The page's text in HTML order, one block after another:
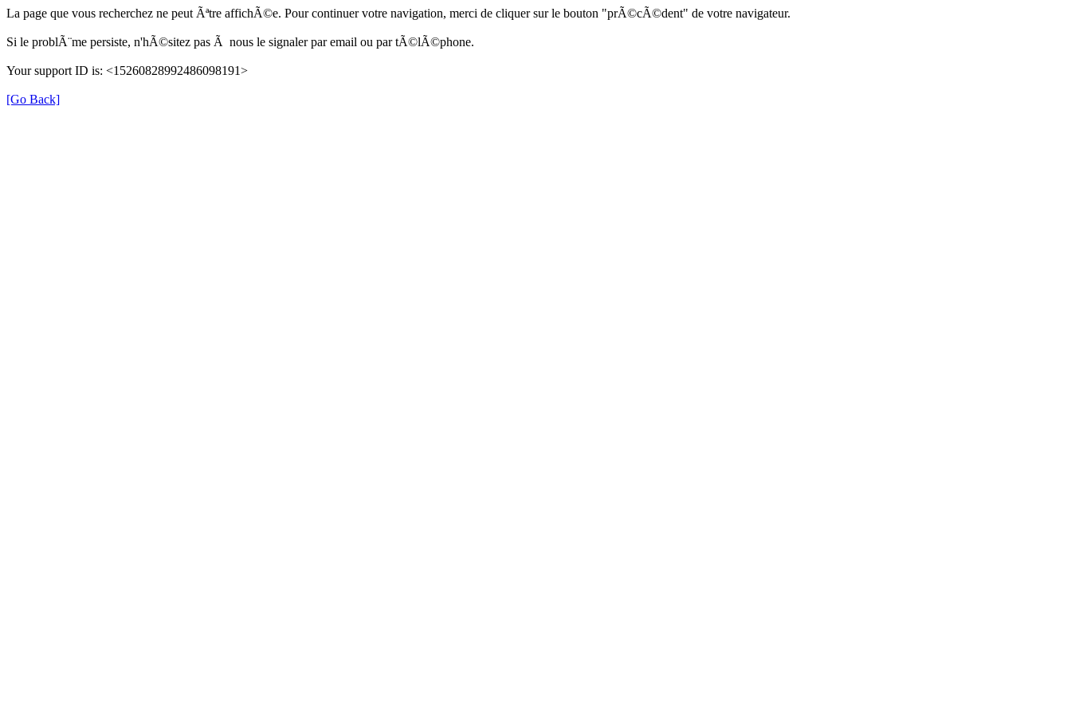
La page que vous recherchez ne peut Ãªtre affichÃ©e. Pour continuer votre navigation, merci de cliquer sur le bouton "prÃ©cÃ©dent" de votre navigateur.
Si le problÃ¨me persiste, n'hÃ©sitez pas Ã nous le signaler par email ou par tÃ©lÃ©phone.
Your support ID is: <15260828992486098191>
[Go Back]